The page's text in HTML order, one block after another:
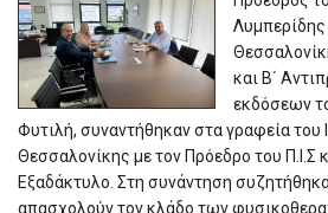
και Β΄
εκδόσεων
Φυτιλή, συναντήθηκαν στα γραφεία του
Θεσσαλονίκης με τον Πρόεδρο του Π.Ι.Σ
Εξαδάκτυλο. Στη συνάντηση
απασχολούν τον κλάδο των